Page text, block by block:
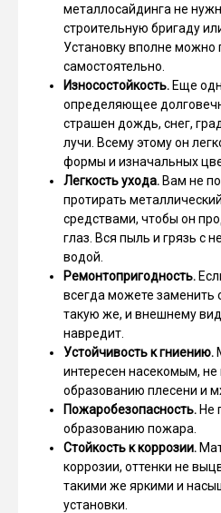
металлосайдинга не
строительную бригаду
Установку вполне можно
самостоятельно.
Износостойкость. Еще
определяющее
страшен дождь, снег,
лучи. Всему этому он
формы и изначальных
Легкость ухода. Вам не
протирать
средствами, чтобы он
глаз. Вся пыль и грязь с
водой.
Ремонтопригодность.
всегда можете заменить
такую же, и внешнему
навредит.
Устойчивость к гниению.
интересен насекомым, не
образованию плесени и
Пожаробезопасность. Не
образованию пожара.
Стойкость к коррозии.
коррозии, оттенки не
такими же яркими и
установки.